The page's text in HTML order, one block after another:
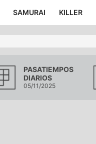
SAMURAI KILLER
PASATIEMPOS
DIARIOS
05/11/2025